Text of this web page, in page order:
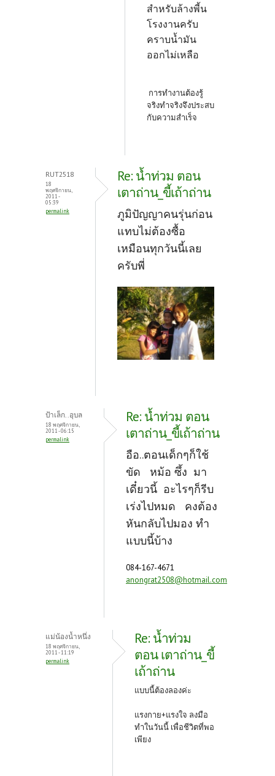
สำหรับล้างพี้น
โรงงานครับ
คราบน้ำมัน
ออกไม่เหลือ
การทำงานต้องรู้
จริงทำจริงจึงประสบ
กับความสำเร็จ
RUT2518
18
พฤศจิกายน,
2011 -
05:39
permalink
Re: น้ำท่วม ตอน
เตาถ่าน_ขี้เถ้าถ่าน
ภูมิปัญญาคนรุ่นก่อน
แทบไม่ต้องซื้อ
เหมือนทุกวันนี้เลย
ครับพี่
ป้าเล็ก..อุบล
18 พฤศจิกายน,
2011 - 06:15
permalink
Re: น้ำท่วม ตอน
เตาถ่าน_ขี้เถ้าถ่าน
อือ..ตอนเด็กๆก็ใช้
ขัด หม้อ ซึ้ง มา
เดี๋ยวนี้ อะไรๆก็รีบ
เร่งไปหมด คงต้อง
หันกลับไปมอง ทำ
แบบนี้บ้าง
084-167-4671
anongrat2508@hotmail.com
แม่น้องน้ำหนึ่ง
18 พฤศจิกายน,
2011 - 11:19
permalink
Re: น้ำท่วม
ตอน เตาถ่าน_ขี้
เถ้าถ่าน
แบบนี้ต้องลองค่ะ
แรงกาย+แรงใจ ลงมือ
ทำในวันนี้ เพื่อชีวิตที่พอ
เพียง